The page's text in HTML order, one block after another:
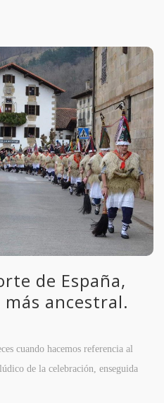
de España,
ancestral.
cuando hacemos referencia al
de la celebración, enseguida